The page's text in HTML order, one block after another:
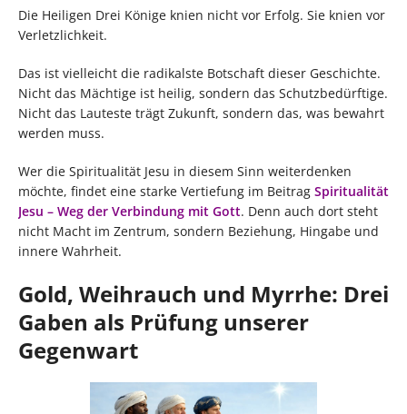
Die Heiligen Drei Könige knien nicht vor Erfolg. Sie knien vor
Verletzlichkeit.
Das ist vielleicht die radikalste Botschaft dieser Geschichte.
Nicht das Mächtige ist heilig, sondern das Schutzbedürftige.
Nicht das Lauteste trägt Zukunft, sondern das, was bewahrt
werden muss.
Wer die Spiritualität Jesu in diesem Sinn weiterdenken
möchte, findet eine starke Vertiefung im Beitrag Spiritualität
Jesu – Weg der Verbindung mit Gott. Denn auch dort steht
nicht Macht im Zentrum, sondern Beziehung, Hingabe und
innere Wahrheit.
Gold, Weihrauch und Myrrhe: Drei
Gaben als Prüfung unserer
Gegenwart